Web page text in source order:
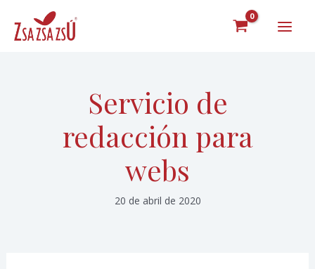
contenido
Servicio de
redacción para
webs
20 de abril de 2020